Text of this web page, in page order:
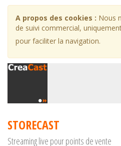
A propos des cookies : Nous
de suivi commercial,
pour faciliter la navigation.
STORECAST
Streaming live pour points de vente